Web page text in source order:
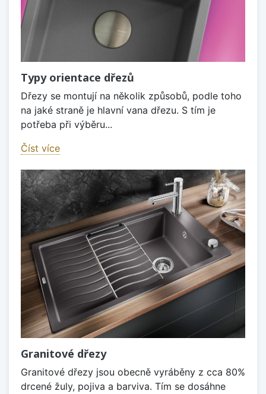
Typy orientace dřezů
Dřezy se montují na několik způsobů, podle toho
na jaké straně je hlavní vana dřezu. S tím je
potřeba při výběru...
Číst více
Granitové dřezy
Granitové dřezy jsou obecně vyráběny z cca 80%
drcené žuly, pojiva a barviva. Tím se dosáhne